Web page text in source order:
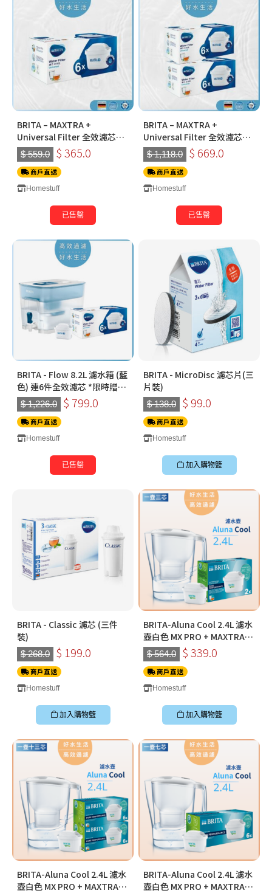
BRITA – MAXTRA +
Universal Filter 全效濾芯
(六件裝)
$ 559.0 $ 365.0
商戶直送
Homestuff
已售罄
BRITA – MAXTRA +
Universal Filter 全效濾芯
(六件裝) x 2 *限時贈送 全效濾
芯2件
$ 1,118.0 $ 669.0
商戶直送
Homestuff
已售罄
BRITA - Flow 8.2L 濾水箱 (藍
色) 連6件全效濾芯 *限時贈送
全效濾芯2件
$ 1,226.0 $ 799.0
商戶直送
Homestuff
已售罄
BRITA - MicroDisc 濾芯片(三
片裝)
$ 138.0 $ 99.0
商戶直送
Homestuff
加入購物籃
BRITA - Classic 濾芯 (三件
裝)
$ 268.0 $ 199.0
商戶直送
Homestuff
加入購物籃
BRITA-Aluna Cool 2.4L 濾水
壺白色 MX PRO + MAXTRA
PRO Pure Performance 純
淨全效全效濾芯 (二件裝)
$ 564.0 $ 339.0
商戶直送
Homestuff
加入購物籃
BRITA-Aluna Cool 2.4L 濾水
壺白色 MX PRO + MAXTRA
BRITA-Aluna Cool 2.4L 濾水
壺白色 MX PRO + MAXTRA